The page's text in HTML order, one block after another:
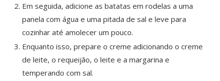
Em seguida, adicione as batatas em rodelas a uma
panela com água e uma pitada de sal e leve para
cozinhar até amolecer um pouco.
Enquanto isso, prepare o creme adicionando o creme
de leite, o requeijão, o leite e a margarina e
temperando com sal.